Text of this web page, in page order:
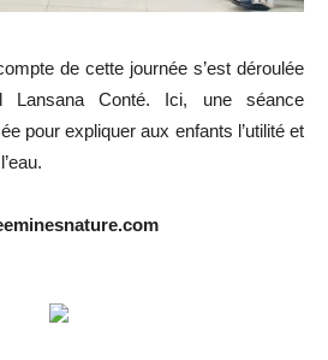
de cette journée s’est déroulée
Lansana Conté. Ici, une séance
pour expliquer aux enfants l’utilité et